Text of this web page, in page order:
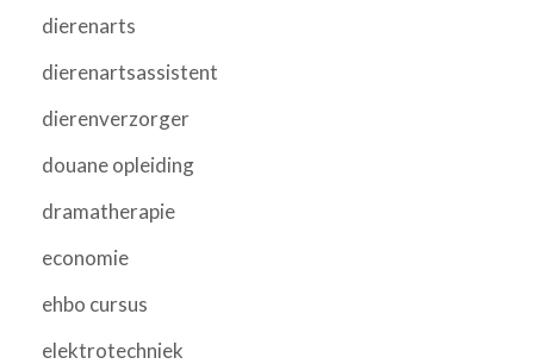
dierenarts
dierenartsassistent
dierenverzorger
douane opleiding
dramatherapie
economie
ehbo cursus
elektrotechniek